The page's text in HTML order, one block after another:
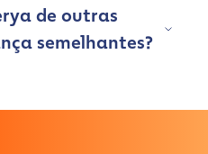
de outras
semelhantes?